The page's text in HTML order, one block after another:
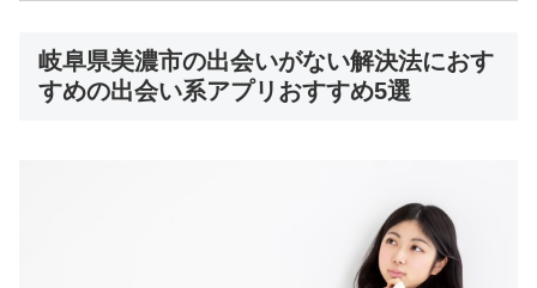
岐阜県美濃市の出会いがない解決法におす
すめの出会い系アプリおすすめ5選